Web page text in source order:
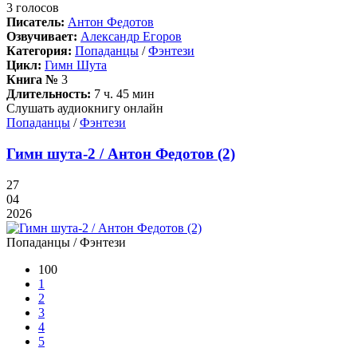
3 голосов
Писатель: Антон Федотов
Озвучивает: Александр Егоров
Категория: Попаданцы /Фэнтези
Цикл: Гимн Шута
Книга № 3
Длительность: 7 ч. 45 мин
Слушать аудиокнигу онлайн
Попаданцы /Фэнтези
Гимн шута-2 / Антон Федотов (2)
27
04
2026
Попаданцы / Фэнтези
100
1
2
3
4
5